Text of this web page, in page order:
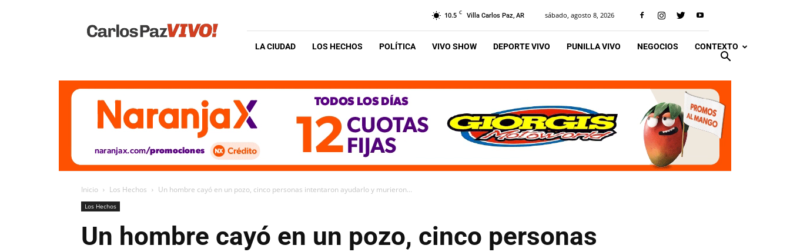
Vivo
10.5 C Villa Carlos Paz, AR sábado, agosto 8, 2026
LA CIUDAD LOS HECHOS POLÍTICA VIVO SHOW DEPORTE VIVO PUNILLA VIVO NEGOCIOS CONTEXTO
Inicio Los Hechos Un hombre cayó en un pozo, cinco personas intentaron ayudarlo y murieron...
Los Hechos
Un hombre cayó en un pozo, cinco personas